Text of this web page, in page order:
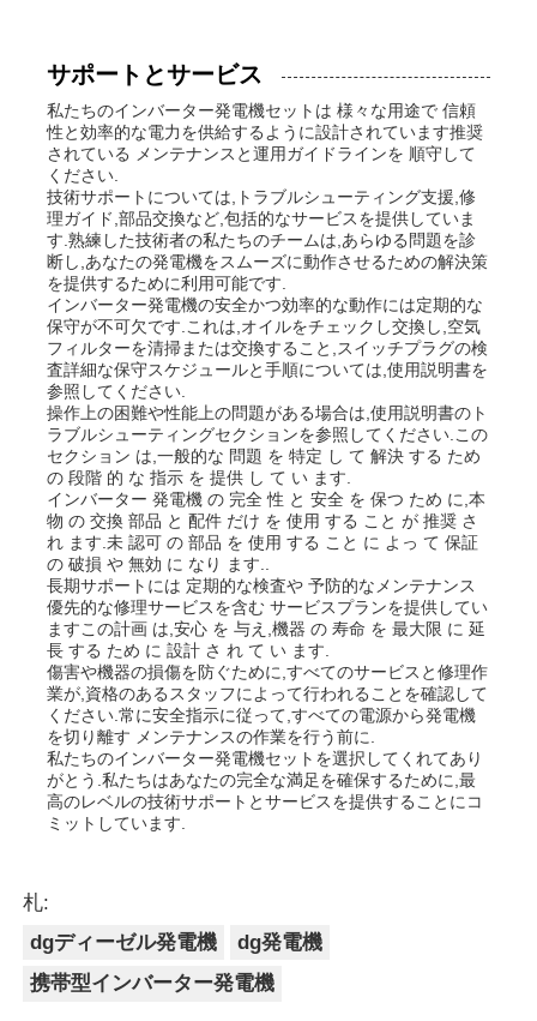
サポートとサービス
私たちのインバーター発電機セットは 様々な用途で 信頼
性と効率的な電力を供給するように設計されています推奨
されている メンテナンスと運用ガイドラインを 順守して
ください.
技術サポートについては,トラブルシューティング支援,修
理ガイド,部品交換など,包括的なサービスを提供していま
す.熟練した技術者の私たちのチームは,あらゆる問題を診
断し,あなたの発電機をスムーズに動作させるための解決策
を提供するために利用可能です.
インバーター発電機の安全かつ効率的な動作には定期的な
保守が不可欠です.これは,オイルをチェックし交換し,空気
フィルターを清掃または交換すること,スイッチプラグの検
査詳細な保守スケジュールと手順については,使用説明書を
参照してください.
操作上の困難や性能上の問題がある場合は,使用説明書のト
ラブルシューティングセクションを参照してください.この
セクション は,一般的な 問題 を 特定 し て 解決 する ため
の 段階 的 な 指示 を 提供 し て い ます.
インバーター 発電機 の 完全 性 と 安全 を 保つ ため に,本
物 の 交換 部品 と 配件 だけ を 使用 する こと が 推奨 さ
れ ます.未 認可 の 部品 を 使用 する こと に よっ て 保証
の 破損 や 無効 に なり ます..
長期サポートには 定期的な検査や 予防的なメンテナンス
優先的な修理サービスを含む サービスプランを提供してい
ますこの計画 は,安心 を 与え,機器 の 寿命 を 最大限 に 延
長 する ため に 設計 さ れ て い ます.
傷害や機器の損傷を防ぐために,すべてのサービスと修理作
業が,資格のあるスタッフによって行われることを確認して
ください.常に安全指示に従って,すべての電源から発電機
を切り離す メンテナンスの作業を行う前に.
私たちのインバーター発電機セットを選択してくれてあり
がとう.私たちはあなたの完全な満足を確保するために,最
高のレベルの技術サポートとサービスを提供することにコ
ミットしています.
札:
dgディーゼル発電機
dg発電機
携帯型インバーター発電機